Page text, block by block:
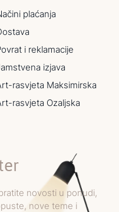
plaćanja
i reklamacije
izjava
rasvjeta Maksimirska
rasvjeta Ozaljska
novosti u ponudi,
nove teme i